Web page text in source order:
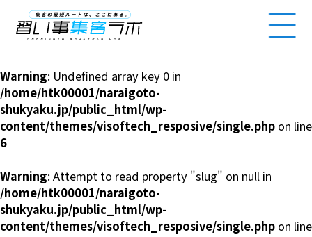
NARAIGOTO SHUKYAKU LAB
Warning: Undefined array key 0 in
/home/htk00001/naraigoto-
shukyaku.jp/public_html/wp-
content/themes/visoftech_resposive/single.php on line
6
Warning: Attempt to read property "slug" on null in
/home/htk00001/naraigoto-
shukyaku.jp/public_html/wp-
content/themes/visoftech_resposive/single.php on line